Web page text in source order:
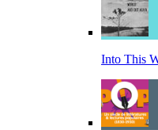
Into This